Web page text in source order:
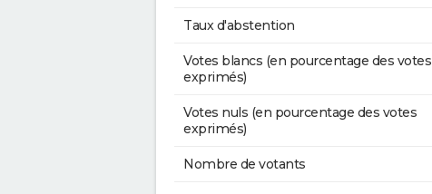
Taux d'abstention
Votes blancs (en pourcentage des votes
exprimés)
Votes nuls (en pourcentage des votes
exprimés)
Nombre de votants